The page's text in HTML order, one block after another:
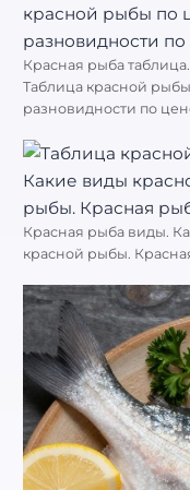
Красная рыба
Таблица красной
разновидности по
Красная рыба виды.
красной рыбы.